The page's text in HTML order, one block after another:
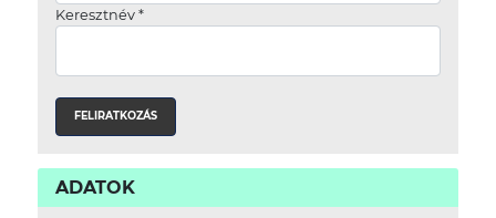
Keresztnév *
ADATOK